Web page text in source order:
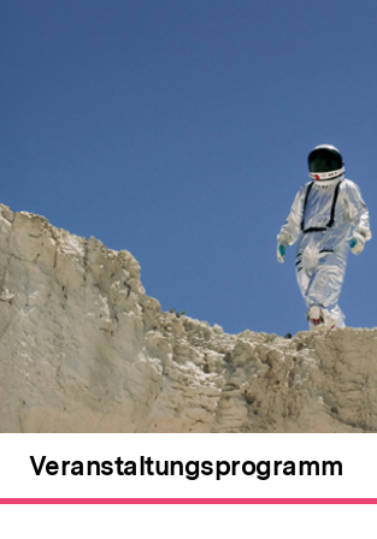
Veranstaltungsprogramm